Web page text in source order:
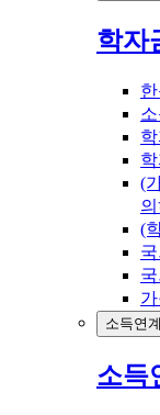
학자
(
의
(
소득연
소득